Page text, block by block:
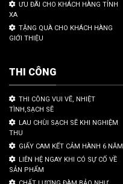
ƯU ĐÃI CHO KHÁCH HÀNG TỈNH
XA
TẶNG QUÀ CHO KHÁCH HÀNG
GIỚI THIỆU
THI CÔNG
THI CÔNG VUI VẼ, NHIỆT
TÌNH,SẠCH SẼ
LAU CHÙI SẠCH SẼ KHI NGHIỆM
THU
GIẤY CAM KẾT CẢM HÀNH 6 NĂM
LIÊN HỆ NGAY KHI CÓ SỰ CỐ VỀ
SẢN PHẨM